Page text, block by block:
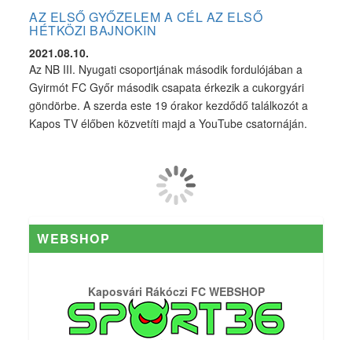
AZ ELSŐ GYŐZELEM A CÉL AZ ELSŐ
HÉTKÖZI BAJNOKIN
2021.08.10.
Az NB III. Nyugati csoportjának második fordulójában a
Gyirmót FC Győr második csapata érkezik a cukorgyári
göndörbe. A szerda este 19 órakor kezdődő találkozót a
Kapos TV élőben közvetíti majd a YouTube csatornáján.
WEBSHOP
Kaposvári Rákóczi FC WEBSHOP